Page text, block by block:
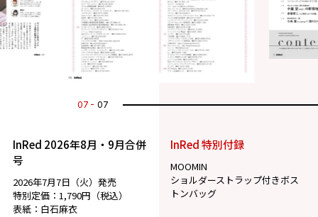
07 07
InRed 2026年8月・9月合併
号
2026年7月7日（火）発売
特別定価：1,790円（税込）
表紙：白石麻衣
InRed 特別付録
MOOMIN
ショルダーストラップ付きボス
トンバッグ